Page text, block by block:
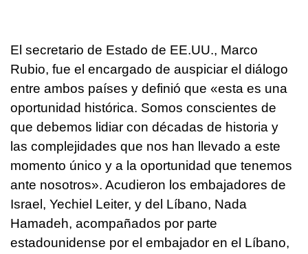
El secretario de Estado de EE.UU., Marco
Rubio, fue el encargado de auspiciar el diálogo
entre ambos países y definió que «esta es una
oportunidad histórica. Somos conscientes de
que debemos lidiar con décadas de historia y
las complejidades que nos han llevado a este
momento único y a la oportunidad que tenemos
ante nosotros». Acudieron los embajadores de
Israel, Yechiel Leiter, y del Líbano, Nada
Hamadeh, acompañados por parte
estadounidense por el embajador en el Líbano,